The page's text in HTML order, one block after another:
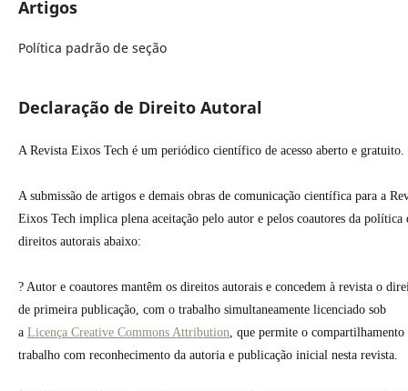
Artigos
Política padrão de seção
Declaração de Direito Autoral
A Revista Eixos Tech é um periódico científico de acesso aberto e gratuito.
A submissão de artigos e demais obras de comunicação científica para a
Eixos Tech implica plena aceitação pelo autor e pelos coautores da política
direitos autorais abaixo:
? Autor e coautores mantêm os direitos autorais e concedem à revista o
de primeira publicação, com o trabalho simultaneamente licenciado sob
a Licença Creative Commons Attribution, que permite o compartilhamento
trabalho com reconhecimento da autoria e publicação inicial nesta revista.